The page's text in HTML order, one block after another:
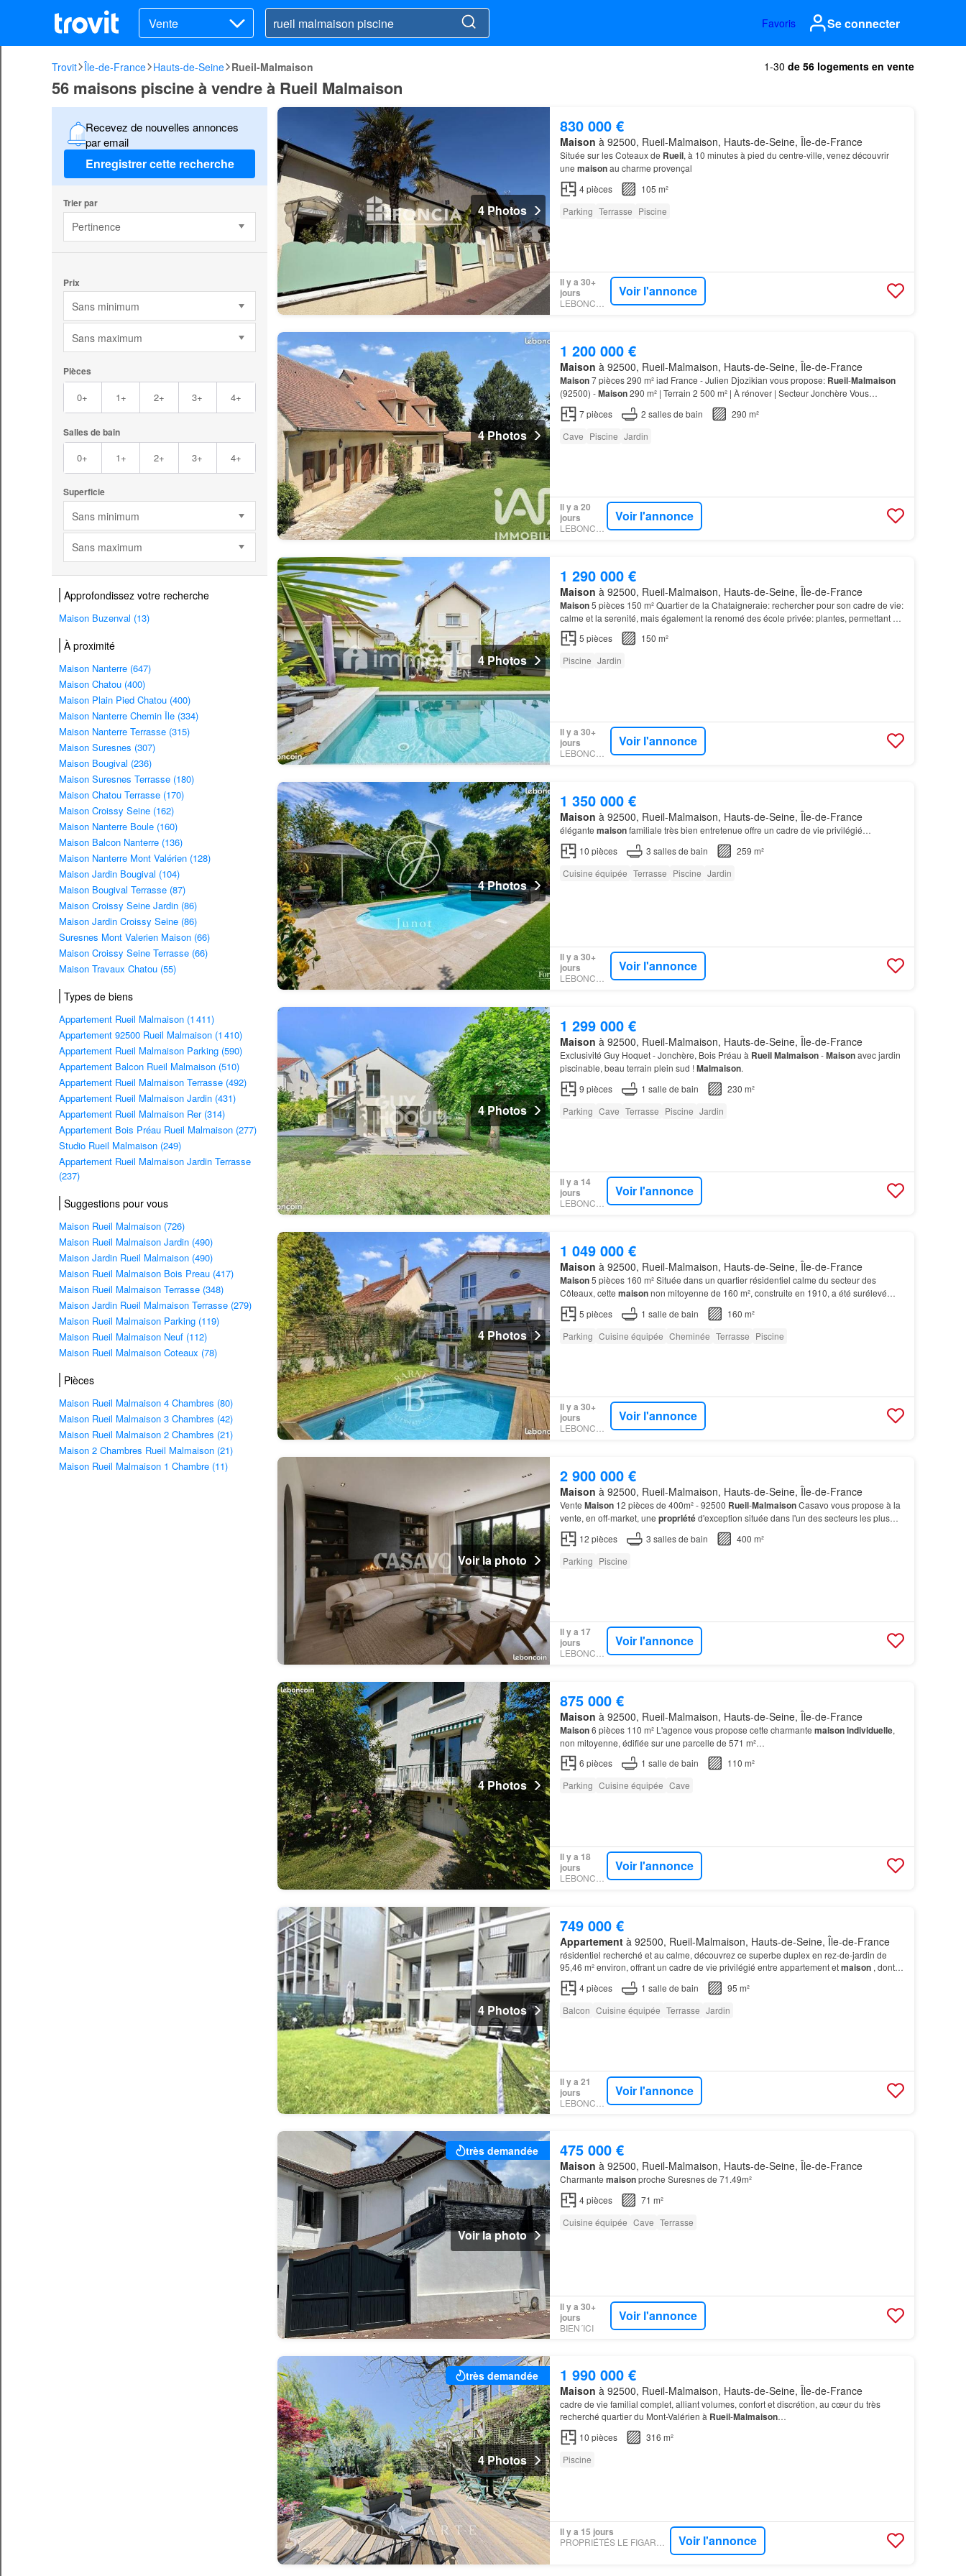
Vente Favoris Se connecter
Trovit Île-de-France Hauts-de-Seine Rueil-Malmaison 1-30 de 56 logements en vente
56 maisons piscine à vendre à Rueil Malmaison
Recevez de nouvelles annonces
par email
Enregistrer cette recherche
Trier par
Pertinence
Prix
Sans minimum
Sans maximum
Pièces
0+ 1+ 2+ 3+ 4+
Salles de bain
0+ 1+ 2+ 3+ 4+
Superficie
Sans minimum
Sans maximum
Approfondissez votre recherche
Maison Buzenval (13)
À proximité
Maison Nanterre (647)
Maison Chatou (400)
Maison Plain Pied Chatou (400)
Maison Nanterre Chemin Île (334)
Maison Nanterre Terrasse (315)
Maison Suresnes (307)
Maison Bougival (236)
Maison Suresnes Terrasse (180)
Maison Chatou Terrasse (170)
Maison Croissy Seine (162)
Maison Nanterre Boule (160)
Maison Balcon Nanterre (136)
Maison Nanterre Mont Valérien (128)
Maison Jardin Bougival (104)
Maison Bougival Terrasse (87)
Maison Croissy Seine Jardin (86)
Maison Jardin Croissy Seine (86)
Suresnes Mont Valerien Maison (66)
Maison Croissy Seine Terrasse (66)
Maison Travaux Chatou (55)
Types de biens
Appartement Rueil Malmaison (1 411)
Appartement 92500 Rueil Malmaison (1 410)
Appartement Rueil Malmaison Parking (590)
Appartement Balcon Rueil Malmaison (510)
Appartement Rueil Malmaison Terrasse (492)
Appartement Rueil Malmaison Jardin (431)
Appartement Rueil Malmaison Rer (314)
Appartement Bois Préau Rueil Malmaison (277)
Studio Rueil Malmaison (249)
Appartement Rueil Malmaison Jardin Terrasse
(237)
Suggestions pour vous
Maison Rueil Malmaison (726)
Maison Rueil Malmaison Jardin (490)
Maison Jardin Rueil Malmaison (490)
Maison Rueil Malmaison Bois Preau (417)
Maison Rueil Malmaison Terrasse (348)
Maison Jardin Rueil Malmaison Terrasse (279)
Maison Rueil Malmaison Parking (119)
Maison Rueil Malmaison Neuf (112)
Maison Rueil Malmaison Coteaux (78)
Pièces
Maison Rueil Malmaison 4 Chambres (80)
Maison Rueil Malmaison 3 Chambres (42)
Maison Rueil Malmaison 2 Chambres (21)
Maison 2 Chambres Rueil Malmaison (21)
Maison Rueil Malmaison 1 Chambre (11)
4 Photos
830 000 €
Maison à 92500, Rueil-Malmaison, Hauts-de-Seine, Île-de-France
Située sur les Coteaux de Rueil, à 10 minutes à pied du centre-ville, venez découvrir
une maisonau charme provençal
4pièces
105 m²
Parking Terrasse Piscine
Il y a 30+
jours
LEBONCOIN
Voir l'annonce
4 Photos
1 200 000 €
Maison à 92500, Rueil-Malmaison, Hauts-de-Seine, Île-de-France
Maison7 pièces 290 m² iad France - Julien Djozikian vous propose: Rueil-Malmaison
(92500) -Maison290 m² | Terrain 2 500 m² | À rénover | Secteur Jonchère Vous
cherchez de l'espace, de la surface et un projet à fort potenti…
7pièces 2 salles de bain
290 m²
Cave Piscine Jardin
Il y a 20
jours
LEBONCOIN
Voir l'annonce
4 Photos
1 290 000 €
Maison à 92500, Rueil-Malmaison, Hauts-de-Seine, Île-de-France
Maison5 pièces 150 m² Quartier de la Chataigneraie: rechercher pour son cadre de vie:
calme et la serenité, mais également la renomé des école privée: plantes, permettant de
se détendre dans une belle
5 pièces
150 m²
Piscine Jardin
Il y a 30+
jours
LEBONCOIN
Voir l'annonce
4 Photos
1 350 000 €
Maison à 92500, Rueil-Malmaison, Hauts-de-Seine, Île-de-France
élégante maisonfamiliale très bien entretenue offre un cadre de vie privilégié…
10 pièces 3 salles de bain
259 m²
Cuisine équipée Terrasse Piscine Jardin
Il y a 30+
jours
LEBONCOIN
Voir l'annonce
4 Photos
1 299 000 €
Maison à 92500, Rueil-Malmaison, Hauts-de-Seine, Île-de-France
Exclusivité Guy Hoquet - Jonchère, Bois Préau à RueilMalmaison-Maisonavec jardin
piscinable, beau terrain plein sud !Malmaison.
9 pièces 1 salle de bain
230 m²
Parking Cave Terrasse Piscine Jardin
Il y a 14
jours
LEBONCOIN
Voir l'annonce
4 Photos
1 049 000 €
Maison à 92500, Rueil-Malmaison, Hauts-de-Seine, Île-de-France
Maison5 pièces 160 m² Située dans un quartier résidentiel calme du secteur des
Côteaux, cette maisonnon mitoyenne de 160 m², construite en 1910, a été surélevé
comprend une pièce de vie de 45 m² avec cheminée et cuisine ouv…
5 pièces 1 salle de bain
160 m²
Parking Cuisine équipée Cheminée Terrasse Piscine
Il y a 30+
jours
LEBONCOIN
Voir l'annonce
Voir la photo
2 900 000 €
Maison à 92500, Rueil-Malmaison, Hauts-de-Seine, Île-de-France
Vente Maison12 pièces de 400m² - 92500 Rueil-MalmaisonCasavo vous propose à la
vente, en off-market, une propriétéd'exception située dans l'un des secteurs les plus
recherchés de
Rueil- Derrière une adresse confid…
12 pièces 3 salles de bain
400 m²
Parking Piscine
Il y a 17
jours
Voir l'annonce
4 Photos
875 000 €
Maison à 92500, Rueil-Malmaison, Hauts-de-Seine, Île-de-France
Maison6 pièces 110 m² L'agence vous propose cette charmante maison individuelle,
non mitoyenne, édifiée sur une parcelle de 571 m²…
6 pièces 1 salle de bain
110 m²
Parking Cuisine équipée Cave
Il y a 18
jours
Voir l'annonce
4 Photos
749 000 €
Appartementà 92500, Rueil-Malmaison, Hauts-de-Seine, Île-de-France
résidentiel recherché et au calme, découvrez ce superbe duplex en rez-de-jardin de
95,46 m² environ, offrant un cadre de vie privilégié entre appartement etmaison, dont
un espace de coworking, une salle de sport, une salle…
4pièces 1 salle de bain
95 m²
Balcon Cuisine équipée Terrasse Jardin
Il y a 21
jours
Voir l'annonce
très demandée
Voir la photo
475 000 €
Maison à 92500, Rueil-Malmaison, Hauts-de-Seine, Île-de-France
Charmante maisonproche Suresnes de 71.49m²
4pièces
71 m²
Cuisine équipée Cave Terrasse
Il y a 30+
jours
BIEN´ICI
Voir l'annonce
très demandée
4 Photos
1 990 000 €
Maison à 92500, Rueil-Malmaison, Hauts-de-Seine, Île-de-France
cadre de vie familial complet, alliant volumes, confort et discrétion, au cœur du très
recherché quartier du Mont-Valérien à Rueil-Malmaison…
10 pièces
316 m²
Piscine
Il y a 15 jours
Voir l'annonce